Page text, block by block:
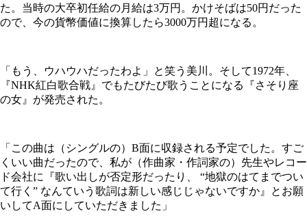
た。当時の大卒初任給の月給は3万円。かけそばは50円だった
ので、今の貨幣価値に換算したら3000万円超になる。
「もう、ウハウハだったわよ」と笑う美川。そして1972年、
『NHK紅白歌合戦』でもたびたび歌うことになる『さそり座
の女』が発売された。
「この曲は（シングルの）B面に収録される予定でした。すご
くいい曲だったので、私が（作曲家・作詞家の）先生やレコー
ド会社に『歌い出しが否定形だったり、 “地獄のはてまでつい
て行く” なんていう歌詞は新しい感じじゃないですか』とお願
いしてA面にしていただきました」